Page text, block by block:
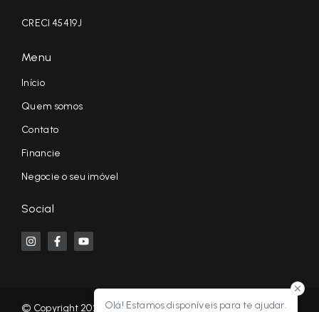
Olá! Estamos disponíveis para te ajudar.
CRECI 45419J
Menu
Início
Quem somos
Contato
Financie
Negocie o seu imóvel
Social
© Copyright 2026 - KF NEGÓCIOS IMOBILIÁRIOS RP - Todos